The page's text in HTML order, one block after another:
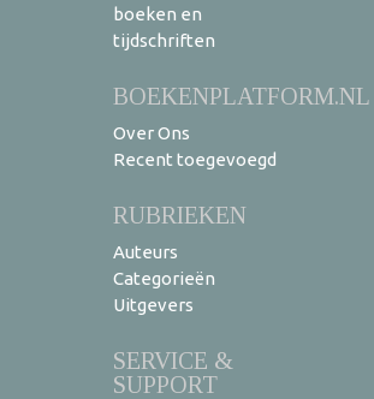
boeken en
tijdschriften
BOEKENPLATFORM.NL
Over Ons
Recent toegevoegd
RUBRIEKEN
Auteurs
Categorieën
Uitgevers
SERVICE &
SUPPORT